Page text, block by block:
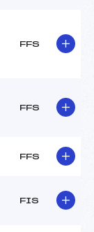
FFS
FFS
FFS
FIS